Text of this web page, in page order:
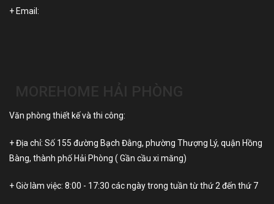
+ Email:
Văn phòng thiết kế và thi công:
+ Địa chỉ: Số 155 đường Bạch Đằng, phường Thượng Lý, quận Hồng
Bàng, thành phố Hải Phòng ( Gần cầu xi măng)
+ Giờ làm việc: 8:00 - 17:30 các ngày trong tuần từ thứ 2 đến thứ 7